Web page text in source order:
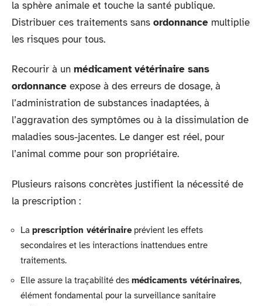
la sphère animale et touche la santé publique.
Distribuer ces traitements sans ordonnance multiplie
les risques pour tous.
Recourir à un médicament vétérinaire sans
ordonnance expose à des erreurs de dosage, à
l’administration de substances inadaptées, à
l’aggravation des symptômes ou à la dissimulation de
maladies sous-jacentes. Le danger est réel, pour
l’animal comme pour son propriétaire.
Plusieurs raisons concrètes justifient la nécessité de
la prescription :
La prescription vétérinaireprévient les effets
secondaires et les interactions inattendues entre
traitements.
Elle assure la traçabilité des médicaments vétérinaires,
élément fondamental pour la surveillance sanitaire